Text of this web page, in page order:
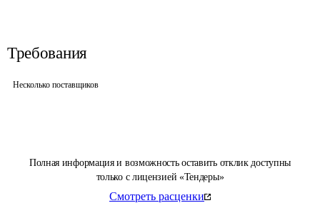
Полная информация и возможность оставить отклик доступны
только с лицензией «Тендеры»
Смотреть расценки
Требования
Несколько поставщиков